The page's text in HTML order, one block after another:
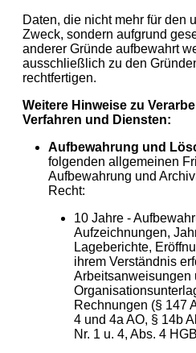
Daten, die nicht mehr für den
Zweck, sondern aufgrund
anderer Gründe aufbewahrt
ausschließlich zu den
rechtfertigen.
Weitere Hinweise zu
Verfahren und Diensten:
Aufbewahrung und
folgenden allgemeinen
Aufbewahrung und
Recht:
10 Jahre -
Aufzeichnungen,
Lageberichte,
ihrem Verständnis
Arbeitsanweisungen
Rechnungen (§ 147
4 und 4a AO, § 14b
Nr. 1 u. 4, Abs. 4